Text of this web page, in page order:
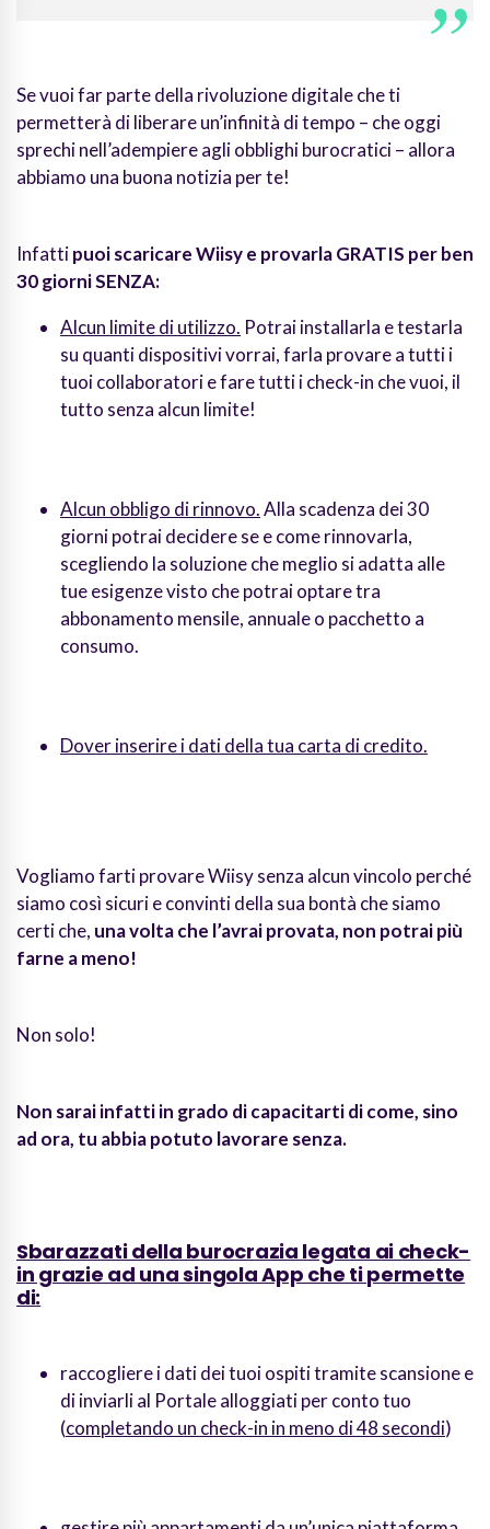
Se vuoi far parte della rivoluzione digitale che ti
permetterà di liberare un’infinità di tempo – che oggi
sprechi nell’adempiere agli obblighi burocratici – allora
abbiamo una buona notizia per te!
Infattipuoi scaricare Wiisy e provarla GRATIS per ben
30 giorni SENZA:
Alcun limite di utilizzo. Potrai installarla e testarla
su quanti dispositivi vorrai, farla provare a tutti i
tuoi collaboratori e fare tutti i check-in che vuoi, il
tutto senza alcun limite!
Alcun obbligo di rinnovo.Alla scadenza dei 30
giorni potrai decidere se e come rinnovarla,
scegliendo la soluzione che meglio si adatta alle
tue esigenze visto che potrai optare tra
abbonamento mensile, annuale o pacchetto a
consumo.
Dover inserire i dati della tua carta di credito.
Vogliamo farti provare Wiisy senza alcun vincolo perché
siamo così sicuri e convinti della sua bontà che siamo
certi che, una volta che l’avrai provata, non potrai più
farne a meno!
Non solo!
Non sarai infatti in grado di capacitarti di come, sino
ad ora, tu abbia potuto lavorare senza.
Sbarazzati della burocrazia legata ai check-
in grazie ad una singola App che ti permette
di:
raccogliere i dati dei tuoi ospiti tramite scansione e
di inviarli al Portale alloggiati per conto tuo
(completando un check-in in meno di 48 secondi)